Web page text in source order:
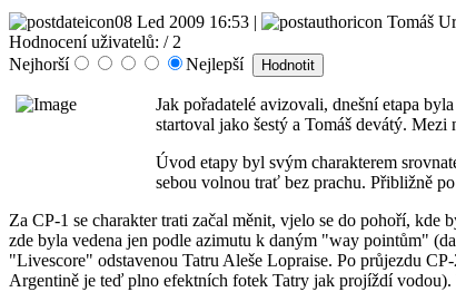
08 Led 2009 16:53 | Tomáš
Hodnocení uživatelů: / 2
Nejhorší
Nejlepší
Jak pořadatelé avizovali, dnešní etapa
startoval jako šestý a Tomáš devátý.
Úvod etapy byl svým charakterem
sebou volnou trať bez prachu. Přibližně
Za CP-1 se charakter trati začal měnit, vjelo se do pohoří, kde
zde byla vedena jen podle azimutu k daným "way pointům"
"Livescore" odstavenou Tatru Aleše Lopraise. Po průjezdu
Argentině je teď plno efektních fotek Tatry jak projíždí